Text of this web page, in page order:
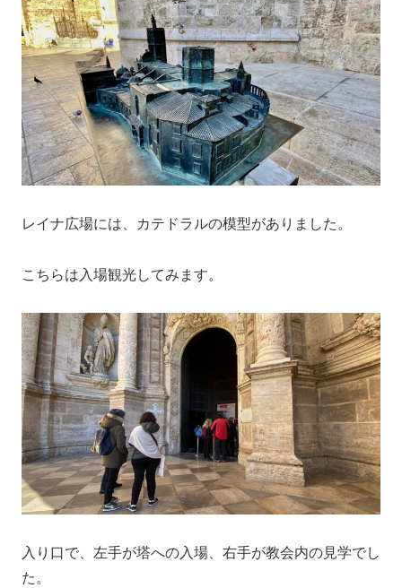
レイナ広場には、カテドラルの模型がありました。
こちらは入場観光してみます。
入り口で、左手が塔への入場、右手が教会内の見学でし
た。